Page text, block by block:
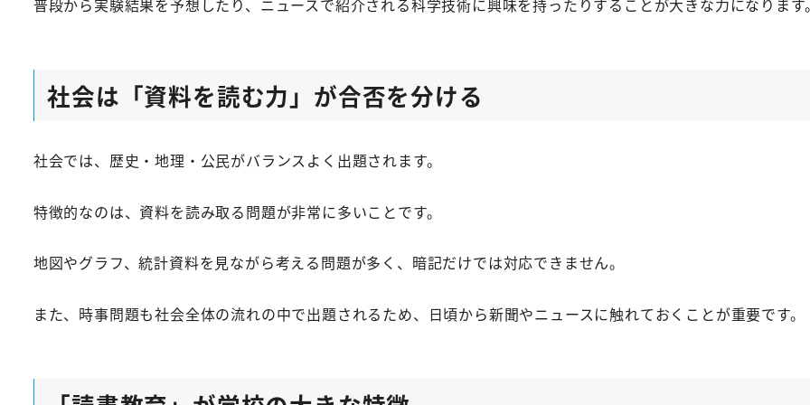
普段から実験結果を予想したり、ニュースで紹介される科学技術に興味を持ったりすることが大きな力になります
社会は「資料を読む力」が合否を分ける
社会では、歴史・地理・公民がバランスよく出題されます。
特徴的なのは、資料を読み取る問題が非常に多いことです。
地図やグラフ、統計資料を見ながら考える問題が多く、暗記だけでは対応できません。
また、時事問題も社会全体の流れの中で出題されるため、日頃から新聞やニュースに触れておくことが重要です。